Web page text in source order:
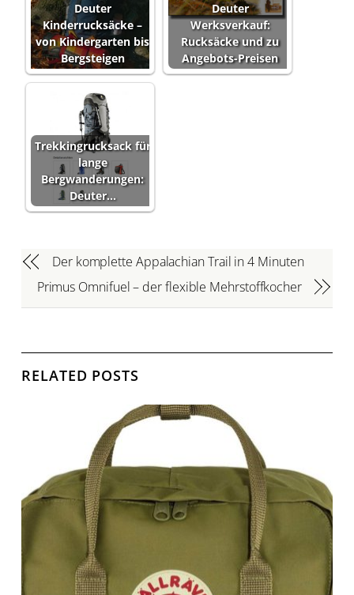
Deuter
Kinderrucksäcke –
von Kindergarten bis
Bergsteigen
Deuter
Werksverkauf:
Rucksäcke und zu
Angebots-Preisen
Trekkingrucksack für
lange
Bergwanderungen:
Deuter…
Der komplette Appalachian Trail in 4 Minuten
Primus Omnifuel – der flexible Mehrstoffkocher
RELATED POSTS